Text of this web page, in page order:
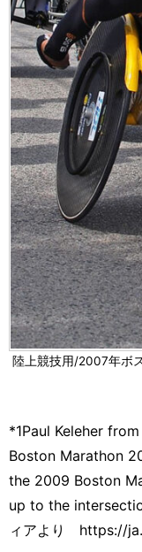
陸上競技用/2007年ボ
*1Paul Keleher
Boston Marathon
the 2009 Boston
up to the
ィアより https://